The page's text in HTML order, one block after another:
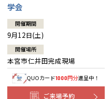
学会
開催期間
9月12日(土)
開催場所
本宮市仁井田完成現場
QUOカード1000円分進呈中！
ご来場予約